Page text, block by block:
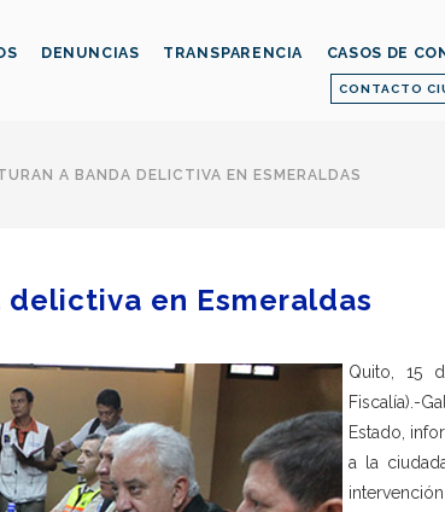
CONTACTO
DENUNCIAS TRANSPARENCIA CASOS DE
A BANDA DELICTIVA EN ESMERALDAS
delictiva en Esmeraldas
Quito, 15
Fiscalía).-
Estado,
a la